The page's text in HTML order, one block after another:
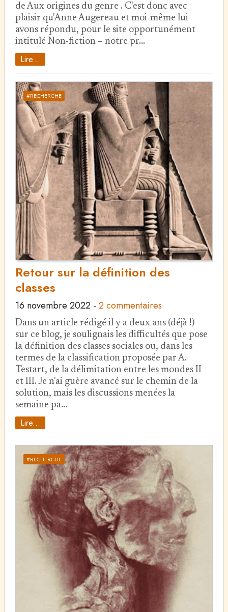
de Aux origines du genre . C'est donc avec
plaisir qu'Anne Augereau et moi-même lui
avons répondu, pour le site opportunément
intitulé Non-fiction – notre pr…
Lire...
#RECHERCHE
Retour sur la définition des
classes
16 novembre 2022- 2 commentaires
Dans un article rédigé il y a deux ans (déjà !)
sur ce blog, je soulignais les difficultés que pose
la définition des classes sociales ou, dans les
termes de la classification proposée par A.
Testart, de la délimitation entre les mondes II
et III. Je n'ai guère avancé sur le chemin de la
solution, mais les discussions menées la
semaine pa…
Lire...
#RECHERCHE